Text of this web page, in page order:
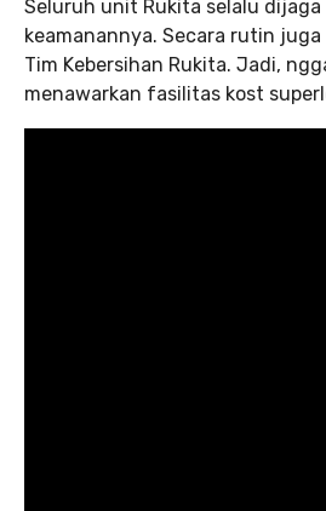
Seluruh unit Rukita selalu dijaga
keamanannya. Secara rutin
Tim Kebersihan Rukita. Jadi,
menawarkan fasilitas kost